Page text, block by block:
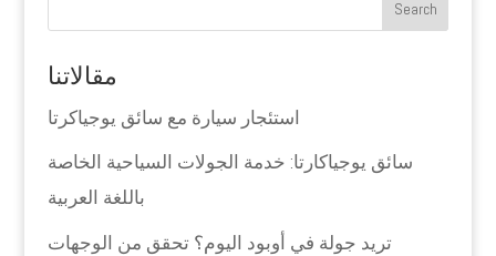
مقالاتنا
استئجار سيارة مع سائق يوجياكرتا
سائق يوجياكارتا: خدمة الجولات السياحية الخاصة
باللغة العربية
تريد جولة في أوبود اليوم؟ تحقق من الوجهات